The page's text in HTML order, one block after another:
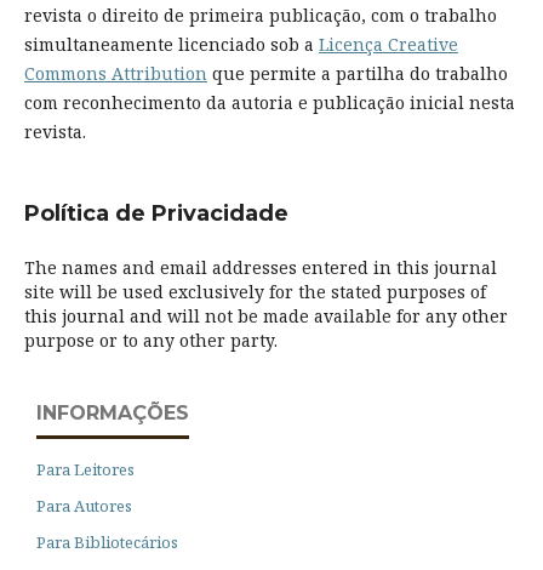
revista o direito de primeira publicação, com o trabalho
simultaneamente licenciado sob a Licença Creative
Commons Attributionque permite a partilha do trabalho
com reconhecimento da autoria e publicação inicial nesta
revista.
Política de Privacidade
The names and email addresses entered in this journal
site will be used exclusively for the stated purposes of
this journal and will not be made available for any other
purpose or to any other party.
INFORMAÇÕES
Para Leitores
Para Autores
Para Bibliotecários